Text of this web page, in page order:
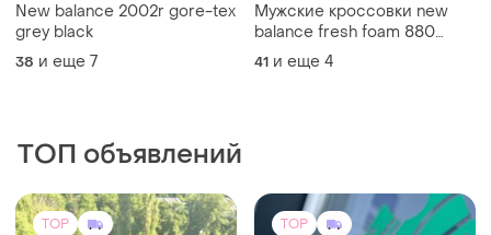
New balance 2002r gore-tex
grey black
38 и еще 7
Мужские кроссовки new
balance fresh foam 880
черные летние
41 и еще 4
ТОП объявлений
TOP TOP